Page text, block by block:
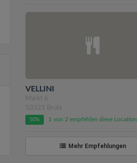
VELLINI
Markt 6
50321 Brühl
50% 1 von 2 empfehlen diese Location
Mehr Empfehlungen